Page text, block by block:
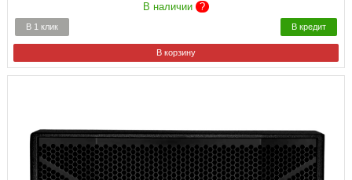
В наличии ?
В 1 клик В кредит